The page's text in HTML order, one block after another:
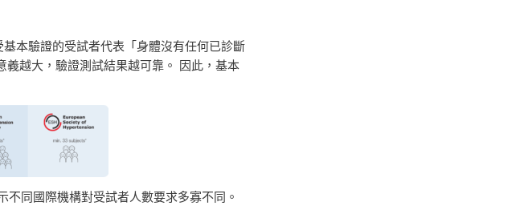
本驗證的受試者代表「身體沒有任何已診斷
越大，驗證測試結果越可靠。 因此，基本
同國際機構對受試者人數要求多寡不同。